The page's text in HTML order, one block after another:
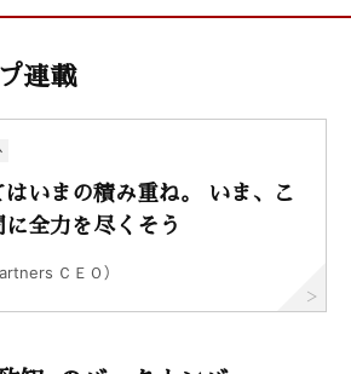
連載
はいまの積み重ね。 いま、こ
に全力を尽くそう
ＣＥＯ）